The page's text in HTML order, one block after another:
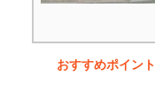
おすすめポイント